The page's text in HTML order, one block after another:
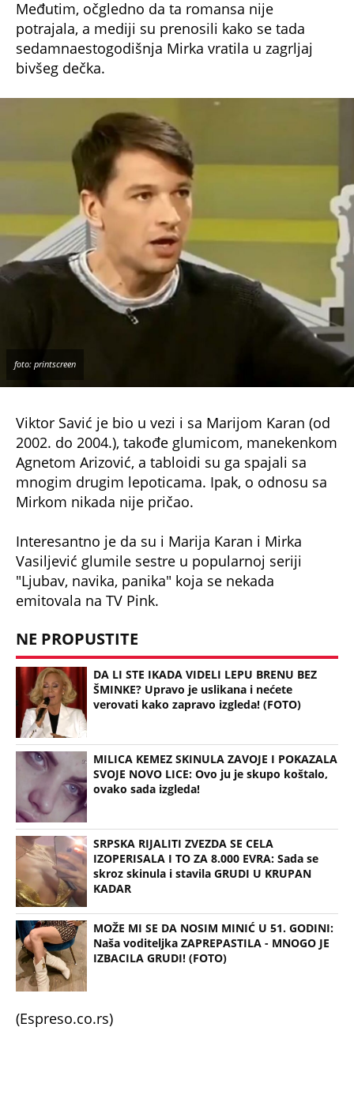
potrajala, a mediji su prenosili kako se tada
sedamnaestogodišnja Mirka vratila u zagrljaj
bivšeg dečka.
2002. do 2004.), takođe glumicom, manekenkom
Agnetom Arizović, a tabloidi su ga spajali sa
mnogim drugim lepoticama. Ipak, o odnosu sa
Mirkom nikada nije pričao.
Vasiljević glumile sestre u popularnoj seriji
"Ljubav, navika, panika" koja se nekada
emitovala na TV Pink.
DA LI STE IKADA VIDELI LEPU BRENU BEZ
ŠMINKE? Upravo je uslikana i nećete
verovati kako zapravo izgleda! (FOTO)
MILICA KEMEZ SKINULA ZAVOJE I POKAZALA
SVOJE NOVO LICE: Ovo ju je skupo koštalo,
ovako sada izgleda!
SRPSKA RIJALITI ZVEZDA SE CELA
IZOPERISALA I TO ZA 8.000 EVRA: Sada se
skroz skinula i stavila GRUDI U KRUPAN
KADAR
MOŽE MI SE DA NOSIM MINIĆ U 51. GODINI:
Naša voditeljka ZAPREPASTILA - MNOGO JE
IZBACILA GRUDI! (FOTO)